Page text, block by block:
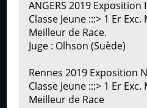
ANGERS 2019
Classe Jeune :::> 1 Er
Meilleur de Race.
Juge : Olhson (Suède)
Rennes 2019 Exposition
Classe Jeune :::> 1 Er
Meilleur de Race